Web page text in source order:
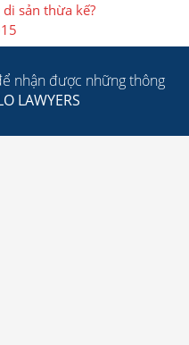
sản thừa kế?
nhận được những thông
LAWYERS